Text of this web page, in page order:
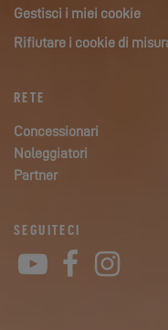
Gestisci i miei cookie
Rifiutare i cookie di
RETE
Concessionari
Noleggiatori
Partner
SEGUITECI
YouTube
Facebook